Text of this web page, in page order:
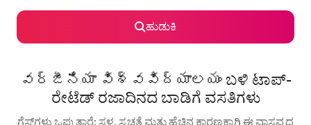
ಹುಡುಕಿ
వర్జీనియా విశ్వవిద్యాలయం ಬಳಿ ಟಾಪ್-
ರೇಟೆಡ್ ರಜಾದಿನದ ಬಾಡಿಗೆ ವಸತಿಗಳು
ಗೆಸ್ಟ್‌ಗಳು ಒಪ್ಪುತ್ತಾರೆ: ಸ್ಥಳ, ಸ್ವಚ್ಛತೆ ಮತ್ತು ಹೆಚ್ಚಿನ ಕಾರಣಕ್ಕಾಗಿ ಈ ವಾಸ್ತವ್ಯದ